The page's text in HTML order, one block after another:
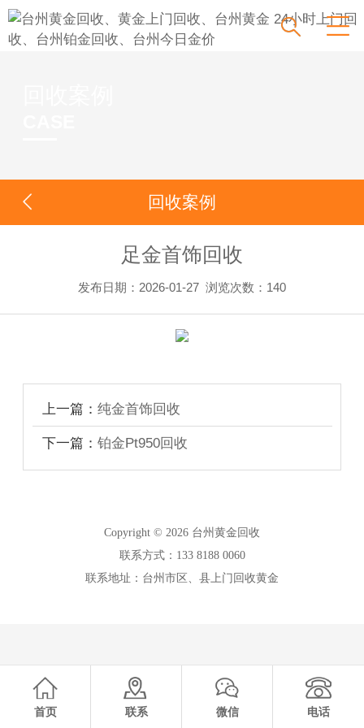
回收案例
足金首饰回收
发布日期：2026-01-27 浏览次数： 140
上一篇：纯金首饰回收
下一篇：铂金Pt950回收
Copyright © 2026 台州黄金回收
联系方式：133 8188 0060
联系地址：台州市区、县上门回收黄金
首页 联系 微信 电话